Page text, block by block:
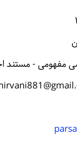
مفهومی - مستند